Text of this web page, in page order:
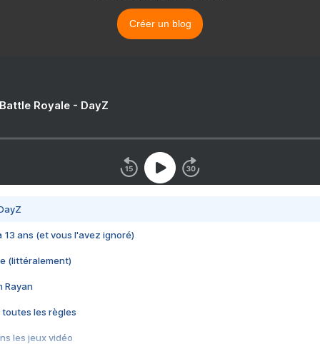
Créer un blog
Royale - DayZ
13 ans (et vous l'avez ignoré)
(littéralement)
Rayan
toutes les règles
les jeux vidéo